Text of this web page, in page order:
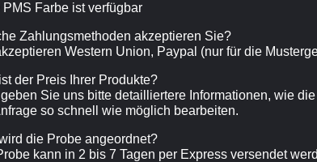
Farbe ist verfügbar
Zahlungsmethoden akzeptieren Sie?
Western Union, Paypal (nur für die
der Preis Ihrer Produkte?
Sie uns bitte detailliertere Informationen, wie
so schnell wie möglich bearbeiten.
die Probe angeordnet?
kann in 2 bis 7 Tagen per Express versendet